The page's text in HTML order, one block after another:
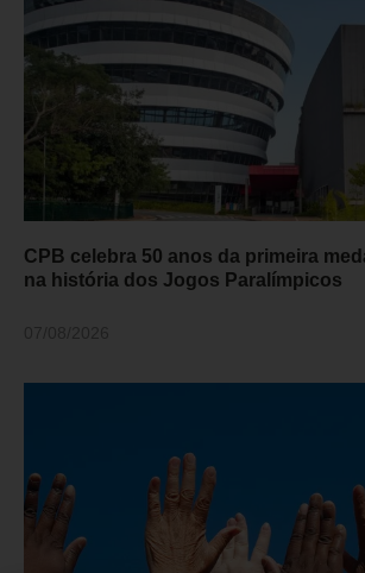
CPB celebra 50 anos da primeira
na história dos Jogos Paralímpicos